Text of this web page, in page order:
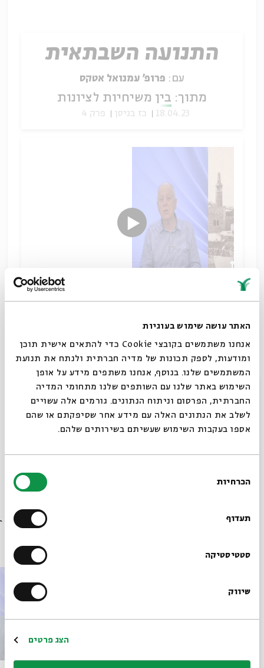
האתר עושה שימוש בעוגיות
אנחנו משתמשים בקובצי Cookie כדי להתאים אישית תוכן
ומודעות, לספק תכונות של מדיה חברתית ולנתח את תנועת
המשתמשים שלנו. בנוסף, אנחנו משתפים מידע על אופן
השימוש באתר שלנו עם השותפים שלנו מתחומי המדיה
החברתית, הפרסום וניתוח הנתונים. גורמים אלה עשויים
לשלב את הנתונים האלה עם מידע אחר שסיפקתם או שהם
אספו בעקבות השימוש שעשיתם בשירותים שלהם.
הסכמה
הכרחיות
תעדוף
סטטיסטיקה
שיווק
הצג פרטים
התנועה השבתאית
עם: פרופ' עמנואל אטקס
מתוך: בין משיחיות לציונות
18.04.23 כז בניסן פרק 4
בין משיחיות לציונות
תגיות: מקרא וספרות בית שני היסטוריה יהודית דניאל שוורץ
חכמת ישראל ספרות ההשכלה גלות ריבונות
מתוך המפגש התנועה השבתאית שהתקיים ב-18.04.23
סגור